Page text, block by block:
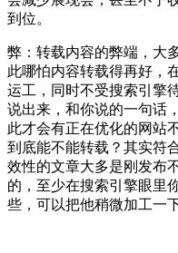
到位。
弊：转载内容的弊端，大
此哪怕内容转载得再好，
运工，同时不受搜索引擎
说出来，和你说的一句话
此才会有正在优化的网站
到底能不能转载？其实符
效性的文章大多是刚发布
的，至少在搜索引擎眼里
些，可以把他稍微加工一